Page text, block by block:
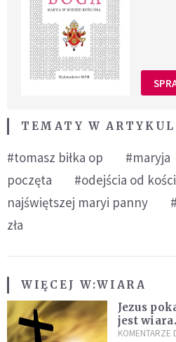
TEMATY W
#tomasz biłka op #maryja
poczęta
#odejścia od
najświętszej maryi panny
zła
WIĘCEJ W:WIARA
Jezus
jest
wielkość
KOMENTARZE